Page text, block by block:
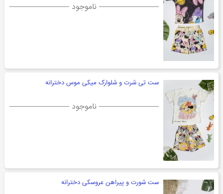
ناموجود
ست تی شرت و شلوارک میکی موس دخترانه
ناموجود
ست شورت و پیراهن عروسکی دخترانه